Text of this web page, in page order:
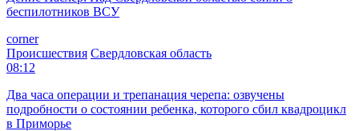
беспилотников ВСУ
corner
Происшествия Свердловская область
08:12
Два часа операции и трепанация черепа: озвучены
подробности о состоянии ребенка, которого сбил квадроцикл
в Приморье